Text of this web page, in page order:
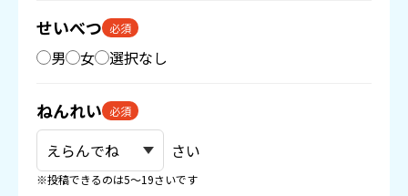
せいべつ 必須
男 女 選択なし
ねんれい 必須
さい
※投稿できるのは5〜19さいです